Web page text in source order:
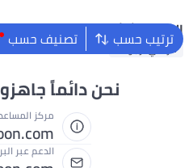
ترتيب حسب تصنيف حسب البحث الشائع
كرسي أرجوحة
نحن دائماً
مركز
الدعم عبر